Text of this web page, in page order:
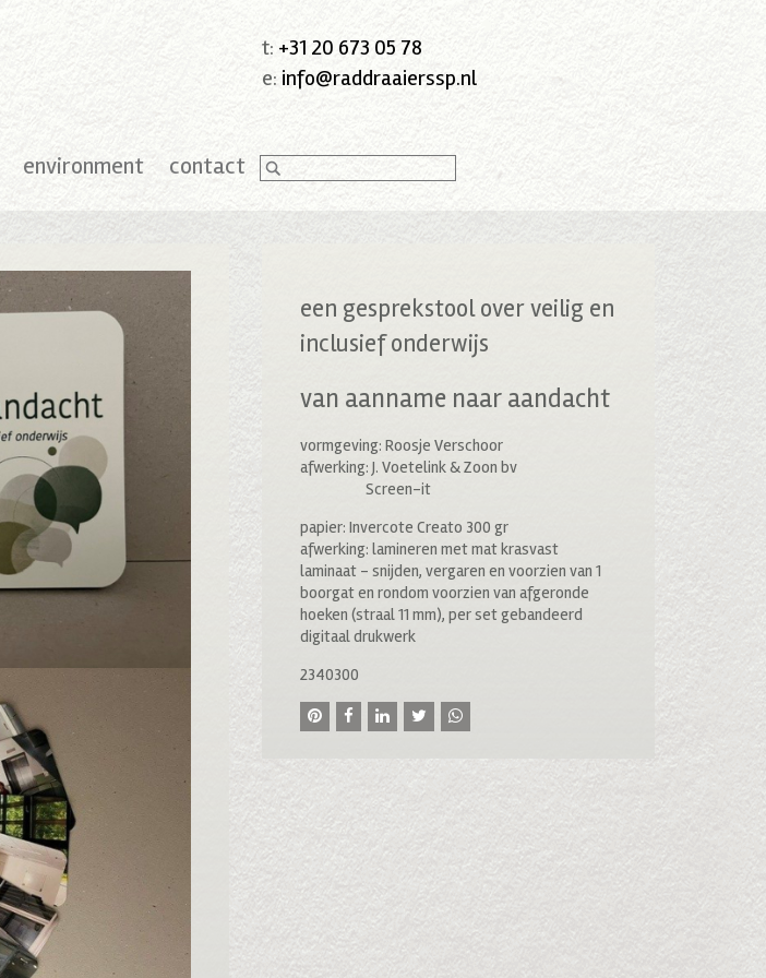
t: +31 20 673 05 78
e: info@raddraaierssp.nl
environment contact
een gesprekstool over veilig en
inclusief onderwijs
van aanname naar aandacht
vormgeving: Roosje Verschoor
afwerking: J. Voetelink & Zoon bv
Screen-it
papier: Invercote Creato 300 gr
afwerking: lamineren met mat krasvast
laminaat – snijden, vergaren en voorzien van 1
boorgat en rondom voorzien van afgeronde
hoeken (straal 11 mm), per set gebandeerd
digitaal drukwerk
2340300